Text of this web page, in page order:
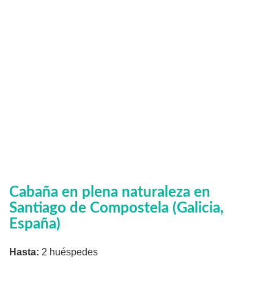
Cabaña en plena naturaleza en
Santiago de Compostela (Galicia,
España)
Hasta: 2 huéspedes